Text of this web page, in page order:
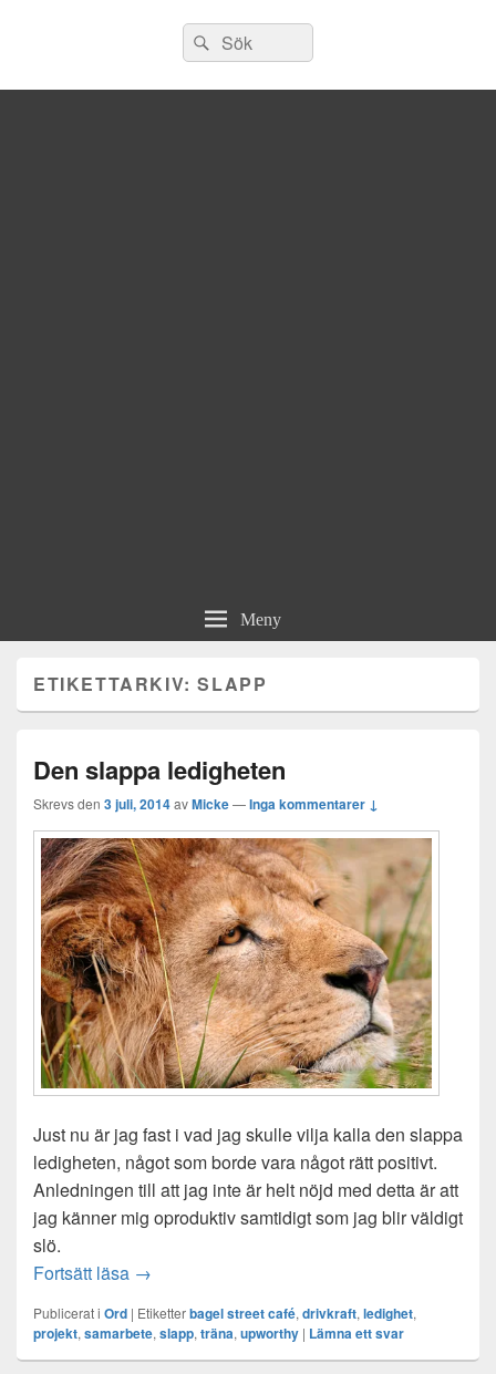
Sök
efter:
Sök
Meny
ETIKETTARKIV:SLAPP
Den slappa ledigheten
Skrevs den 3 juli, 2014avMicke—Inga kommentarer ↓
Just nu är jag fast i vad jag skulle vilja kalla den slappa
ledigheten, något som borde vara något rätt positivt.
Anledningen till att jag inte är helt nöjd med detta är att
jag känner mig oproduktiv samtidigt som jag blir väldigt
slö.
Fortsätt läsa Den slappa ledigheten
→
Publicerat i Ord | Etiketterbagel street café, drivkraft, ledighet,
projekt, samarbete, slapp, träna, upworthy | Lämna ett svar